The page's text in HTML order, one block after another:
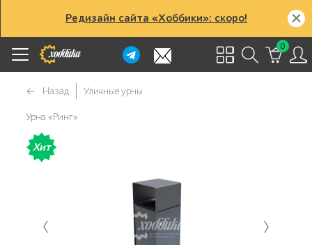
Редизайн сайта «Хоббики»: скоро!
0
Назад Уличные урны
Урна «Ринг»
Хит